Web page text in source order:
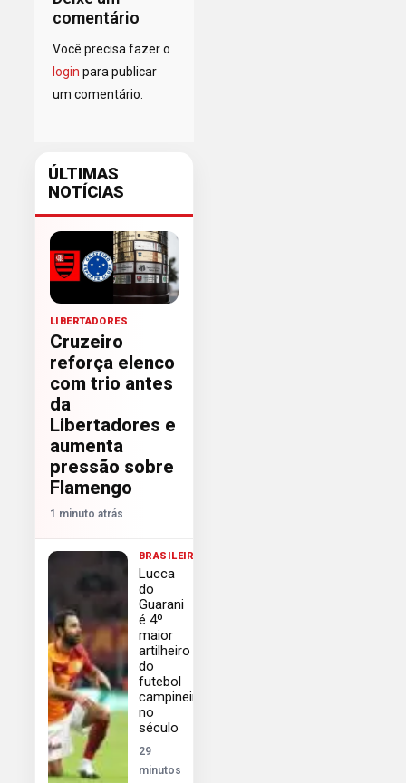
comentário
Você precisa fazer o
login para publicar
um comentário.
ÚLTIMAS
NOTÍCIAS
LIBERTADORES
Cruzeiro
reforça elenco
com trio antes
da
Libertadores e
aumenta
pressão sobre
Flamengo
1 minuto atrás
BRASILEIRÃO
Lucca
do
Guarani
é 4º
maior
artilheiro
do
futebol
campineiro
no
século
29
minutos